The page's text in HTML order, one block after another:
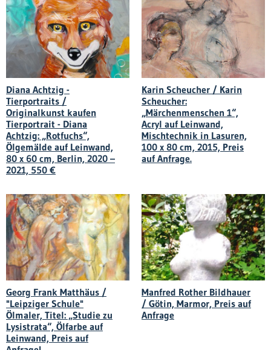
Diana Achtzig -
Tierportraits /
Originalkunst kaufen
Tierportrait - Diana
Achtzig: „Rotfuchs“,
Ölgemälde auf Leinwand,
80 x 60 cm, Berlin, 2020 –
2021, 550 €
Karin Scheucher / Karin
Scheucher:
„Märchenmenschen 1“,
Acryl auf Leinwand,
Mischtechnik in Lasuren,
100 x 80 cm, 2015, Preis
auf Anfrage.
Georg Frank Matthäus /
"Leipziger Schule"
Ölmaler, Titel: „Studie zu
Lysistrata“, Ölfarbe auf
Leinwand, Preis auf
Manfred Rother Bildhauer
/ Götin, Marmor, Preis auf
Anfrage